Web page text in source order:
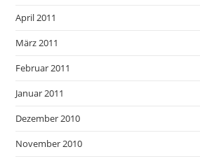
April 2011
März 2011
Februar 2011
Januar 2011
Dezember 2010
November 2010